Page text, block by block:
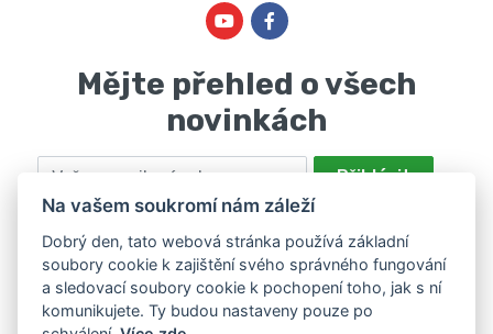
Mějte přehled o všech
novinkách
Email Přihlásit
Odesláním souhlasíte se zpracováním osobních údajů za účelem
nabízení a zpracování marketingových nabídek společností Marie
Haščáková, IČ: 48488861 se sídlem Bánov 697. Máte právo svůj
souhlas odvolat. Více informací vzásadách zpracování osobních
údajů.
Na vašem soukromí nám záleží
Dobrý den, tato webová stránka používá základní
soubory cookie k zajištění svého správného fungování
a sledovací soubory cookie k pochopení toho, jak s ní
komunikujete. Ty budou nastaveny pouze po